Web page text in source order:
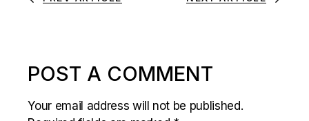
POST A COMMENT
Your email address will not be published.